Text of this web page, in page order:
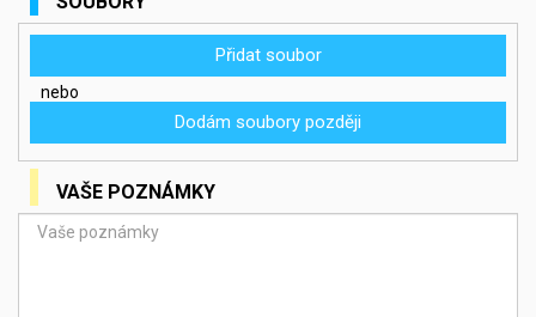
VAŠE POZNÁMKY
Přidat soubor
nebo
Dodám soubory později